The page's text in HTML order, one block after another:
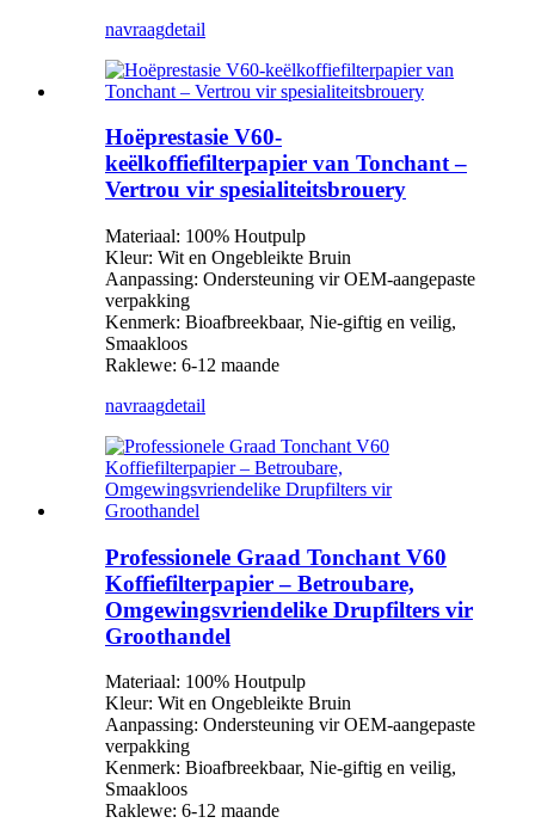
navraagdetail
Hoëprestasie V60-
keëlkoffiefilterpapier van Tonchant –
Vertrou vir spesialiteitsbrouery
Materiaal: 100% Houtpulp
Kleur: Wit en Ongebleikte Bruin
Aanpassing: Ondersteuning vir OEM-aangepaste
verpakking
Kenmerk: Bioafbreekbaar, Nie-giftig en veilig,
Smaakloos
Raklewe: 6-12 maande
navraagdetail
Professionele Graad Tonchant V60
Koffiefilterpapier – Betroubare,
Omgewingsvriendelike Drupfilters vir
Groothandel
Materiaal: 100% Houtpulp
Kleur: Wit en Ongebleikte Bruin
Aanpassing: Ondersteuning vir OEM-aangepaste
verpakking
Kenmerk: Bioafbreekbaar, Nie-giftig en veilig,
Smaakloos
Raklewe: 6-12 maande